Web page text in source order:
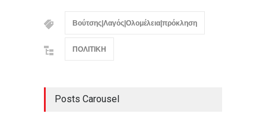
Βούτσης|Λαγός|Ολομέλεια|πρόκληση
ΠΟΛΙΤΙΚΗ
Posts Carousel